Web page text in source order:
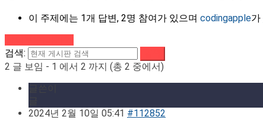
이 주제에는 1개 답변, 2명 참여가 있으며 codingapple가
검색:
2 글 보임 - 1 에서 2 까지 (총 2 중에서)
2024년 2월 10일 05:41 #112852